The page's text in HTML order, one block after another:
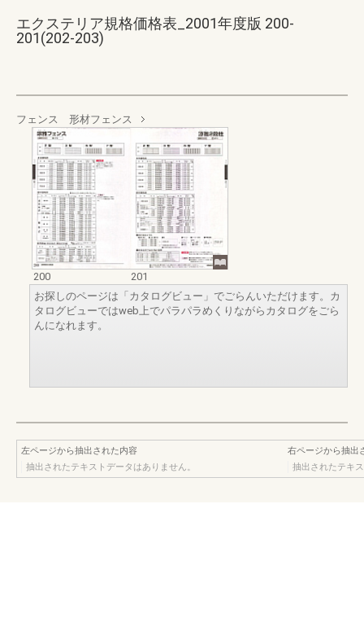
エクステリア規格価格表_2001年度版 200-
201(202-203)
フェンス 形材フェンス
200
201
お探しのページは「カタログビュー」でごらんいただけます。カ
タログビューではweb上でパラパラめくりながらカタログをごら
んになれます。
左ページから抽出された内容
抽出されたテキストデータはありません。
右ページから抽出
抽出されたテキ